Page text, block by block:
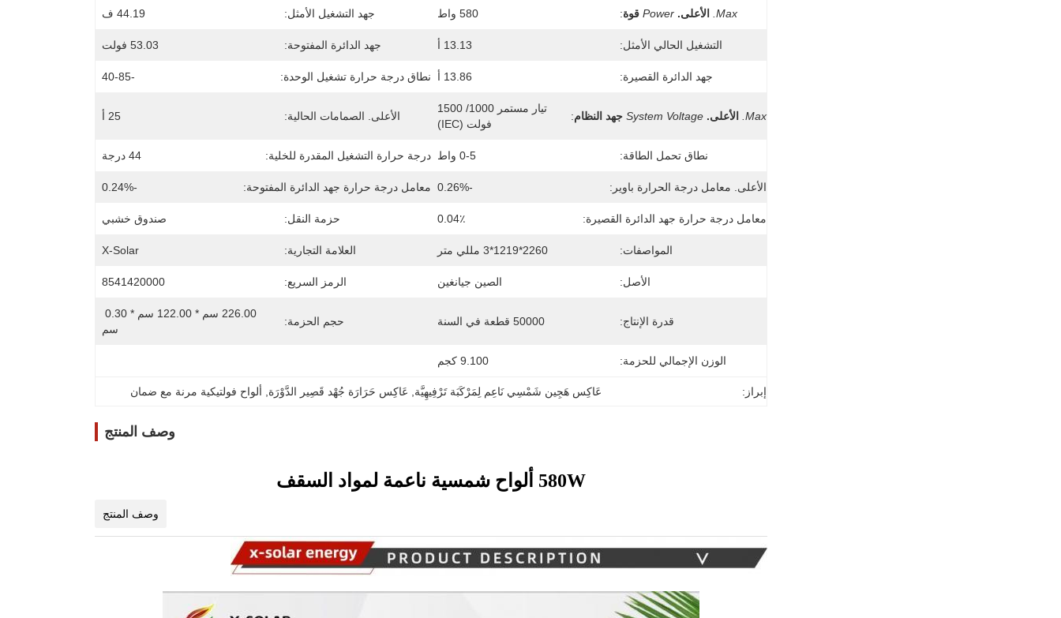
Max. الأعلى. Power قوة: 580 واط جهد التشغيل الأمثل: 44.19 ف
التشغيل الحالي الأمثل: 13.13 أ جهد الدائرة المفتوحة: 53.03 فولت
جهد الدائرة القصيرة: 13.86 أ نطاق درجة حرارة تشغيل الوحدة: -40-85
Max. الأعلى. System Voltage جهد النظام:
فولت (IEC)
الأعلى. الصمامات الحالية: 25 أ
نطاق تحمل الطاقة: 0-5 واط درجة حرارة التشغيل المقدرة للخلية: 44 درجة
الأعلى. معامل درجة الحرارة باوير: -0.26% معامل درجة حرارة جهد الدائرة المفتوحة: -0.24%
معامل درجة حرارة جهد الدائرة القصيرة: 0.04٪ حزمة النقل: صندوق خشبي
المواصفات: 2260*1219*3 مللي متر العلامة التجارية: X-Solar
الأصل: الصين جيانغين الرمز السريع: 8541420000
قدرة الإنتاج: 50000 قطعة في السنة حجم الحزمة:
سم
الوزن الإجمالي للحزمة: 9.100 كجم
إبراز: عَاكِس هَجِين شَمْسِي نَاعِم لِمَرْكَبَة تَرْفِيهِيَّة عَاكِس حَرَارَة جُهْد قَصِير الدَّوْرَة ألواح فولتيكية مرنة مع ضمان
وصف المنتج
580W ألواح شمسية ناعمة لمواد السقف
وصف المنتج